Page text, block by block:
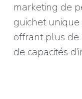
marketing de
guichet
offrant plus de
de capacités